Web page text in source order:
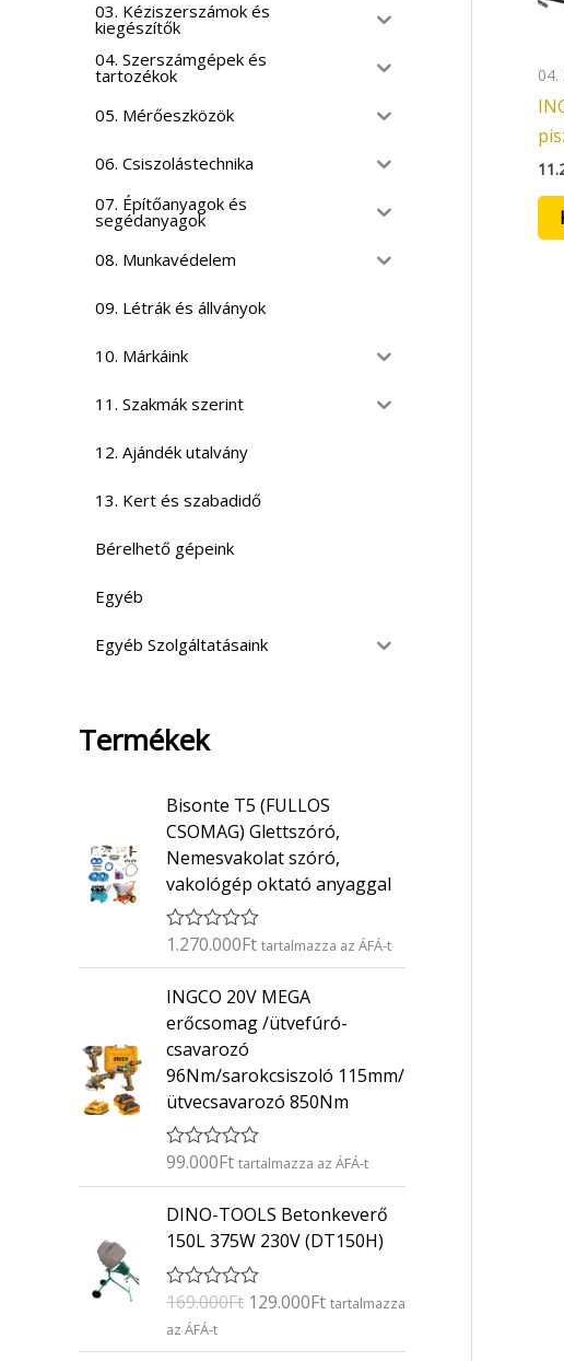
03. Kéziszerszámok és
kiegészítők
04. Szerszámgépek és
tartozékok
05. Mérőeszközök
06. Csiszolástechnika
07. Építőanyagok és
segédanyagok
08. Munkavédelem
09. Létrák és állványok
10. Márkáink
11. Szakmák szerint
12. Ajándék utalvány
13. Kert és szabadidő
Bérelhető gépeink
Egyéb
Egyéb Szolgáltatásaink
Termékek
Bisonte T5 (FULLOS
CSOMAG) Glettszóró,
Nemesvakolat szóró,
vakológép oktató anyaggal
É
é
e
l
é
s
:
/
5
1.270.000Ft tartalmazza az ÁFÁ-t
INGCO 20V MEGA
erőcsomag /ütvefúró-
csavarozó
96Nm/sarokcsiszoló 115mm/
ütvecsavarozó 850Nm
É
é
k
e
é
s
0
/
99.000Ft tartalmazza az ÁFÁ-t
DINO-TOOLS Betonkeverő
150L 375W 230V (DT150H)
É
t
é
169.000Ft
O
r
g
129.000Ft
C
u
etartalmazza
az ÁFÁ-t